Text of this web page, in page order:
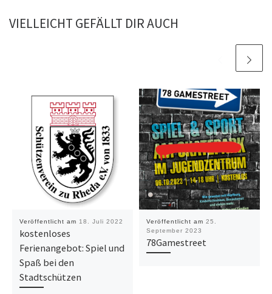
VIELLEICHT GEFÄLLT DIR AUCH
Veröffentlicht am 18. Juli 2022
kostenloses
Ferienangebot: Spiel und
Spaß bei den
Stadtschützen
Veröffentlicht am 25.
September 2023
78Gamestreet